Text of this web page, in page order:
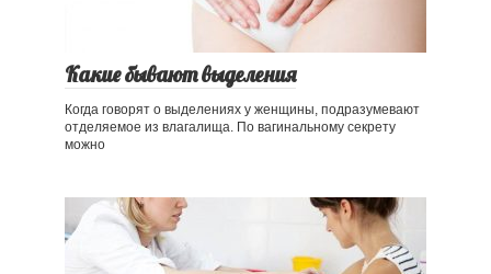
Какие бывают выделения
Когда говорят о выделениях у женщины, подразумевают
отделяемое из влагалища. По вагинальному секрету
можно